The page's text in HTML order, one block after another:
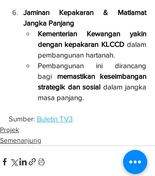
Jaminan Kepakaran & Matlamat
Jangka Panjang
Kementerian Kewangan yakin
dengan kepakaran KLCCD dalam
pembangunan hartanah.
Pembangunan ini dirancang
bagi memastikan keseimbangan
strategik dan sosial dalam jangka
masa panjang.
Sumber: Buletin TV3
Projek
Semenanjung